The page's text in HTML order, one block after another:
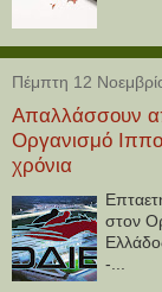
Πέμπτη 12
Απαλλάσσουν
Οργανισμό
χρόνια
στον
-...